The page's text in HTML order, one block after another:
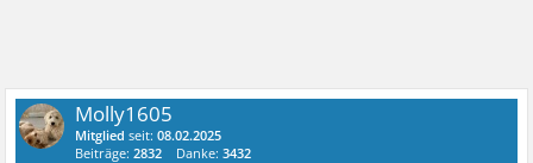
Molly1605
Mitglied seit:08.02.2025
Beiträge:2832 Danke:3432